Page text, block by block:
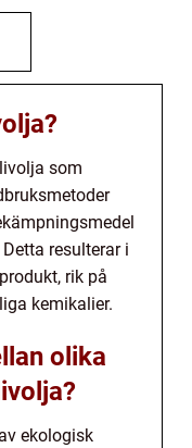
som
resulterar i
rik på
kemikalier.
olika
ekologisk